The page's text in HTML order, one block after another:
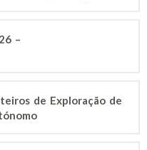
–
de Exploração de